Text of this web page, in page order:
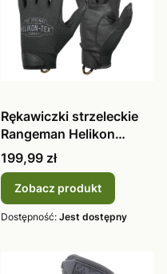
Rękawiczki strzeleckie
Rangeman Helikon
czarne
Cena
199,99 zł
Zobacz produkt
Dostępność: Jest dostępny